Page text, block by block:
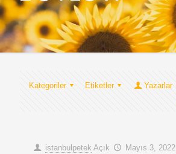
Kategoriler Etiketler
Yazarlar
istanbulpetek Açık Mayıs 3, 2022